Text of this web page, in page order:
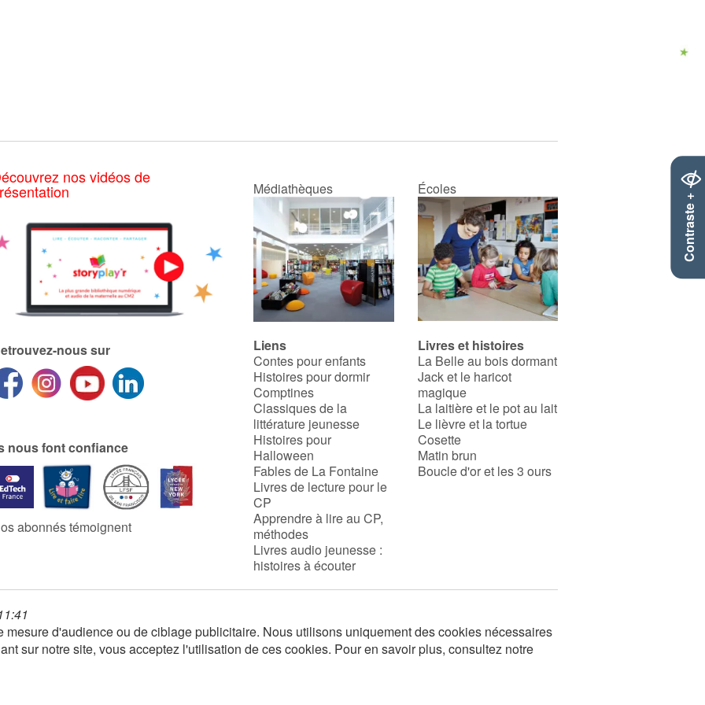
Contraste +
nos vidéos de
nous sur
nous font confiance
abonnés témoignent
Médiathèques Écoles
Liens
Contes pour enfants
Histoires pour dormir
Comptines
Classiques de la
littérature jeunesse
Histoires pour
Halloween
Fables de La Fontaine
Livres de lecture pour le
CP
Apprendre à lire au CP,
méthodes
Livres audio jeunesse :
histoires à écouter
Livres et histoires
La Belle au bois dormant
Jack et le haricot
magique
La laitière et le pot au lait
Le lièvre et la tortue
Cosette
Matin brun
Boucle d'or et les 3 ours
d'audience ou de ciblage publicitaire. Nous utilisons uniquement des cookies nécessaires
sur notre site, vous acceptez l'utilisation de ces cookies. Pour en savoir plus, consultez notre